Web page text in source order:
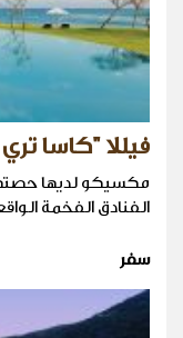
فيللا "كاسا
مكسيكو لديها
الفنادق الفخمة
سفر